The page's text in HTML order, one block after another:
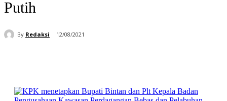
Putih
By Redaksi 12/08/2021